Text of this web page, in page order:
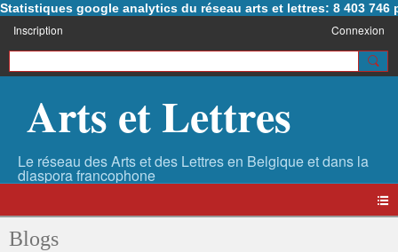
Statistiques google analytics du réseau arts et lettres: 8 403 746
Inscription Connexion
Arts et Lettres
Blogs